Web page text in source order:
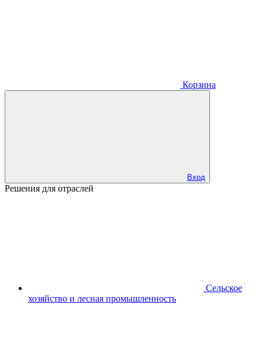
Корзина
Вход
Решения для отраслей
Сельское
хозяйство и лесная промышленность